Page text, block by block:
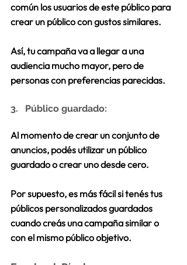
común los usuarios de este público para
crear un público con gustos similares.
Así, tu campaña va a llegar a una
audiencia mucho mayor, pero de
personas con preferencias parecidas.
3.   Público guardado:
Al momento de crear un conjunto de
anuncios, podés utilizar un público
guardado o crear uno desde cero.
Por supuesto, es más fácil si tenés tus
públicos personalizados guardados
cuando creás una campaña similar o
con el mismo público objetivo.